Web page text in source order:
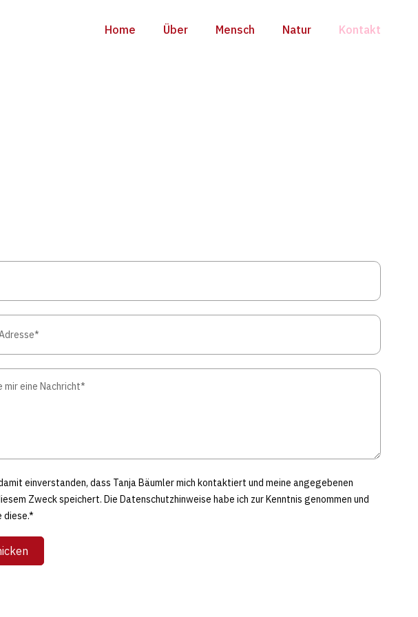
Home Über Mensch Natur Kontakt
einverstanden, dass Tanja Bäumler mich kontaktiert und meine angegebenen
Zweck speichert. Die Datenschutzhinweise habe ich zur Kenntnis genommen und
diese.*